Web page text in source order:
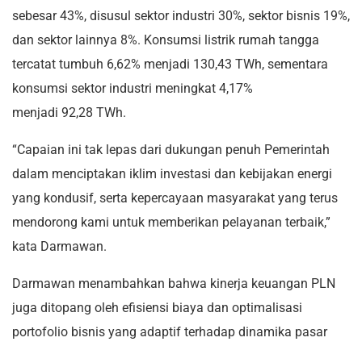
sebesar 43%, disusul sektor industri 30%, sektor bisnis 19%,
dan sektor lainnya 8%. Konsumsi listrik rumah tangga
tercatat tumbuh 6,62% menjadi 130,43 TWh, sementara
konsumsi sektor industri meningkat 4,17%
menjadi 92,28 TWh.
“Capaian ini tak lepas dari dukungan penuh Pemerintah
dalam menciptakan iklim investasi dan kebijakan energi
yang kondusif, serta kepercayaan masyarakat yang terus
mendorong kami untuk memberikan pelayanan terbaik,”
kata Darmawan.
Darmawan menambahkan bahwa kinerja keuangan PLN
juga ditopang oleh efisiensi biaya dan optimalisasi
portofolio bisnis yang adaptif terhadap dinamika pasar